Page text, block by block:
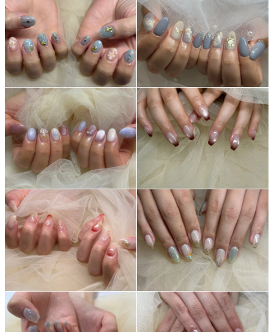
取り扱いカラー
ネイル用語
消費者志向自主宣言
新着情報
採用情報
ネイルスクール